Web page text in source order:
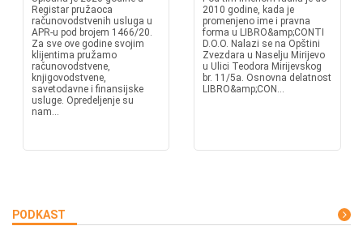
Registar pružaoca
računovodstvenih usluga u
APR-u pod brojem 1466/20.
Za sve ove godine svojim
klijentima pružamo
računovodstvene,
knjigovodstvene,
savetodavne i finansijske
usluge. Opredeljenje su
nam...
2010 godine, kada je
promenjeno ime i pravna
forma u LIBRO&amp;CONTI
D.O.O. Nalazi se na Opštini
Zvezdara u Naselju Mirijevo
u Ulici Teodora Mirijevskog
br. 11/5a. Osnovna delatnost
LIBRO&amp;CON...
PODKAST